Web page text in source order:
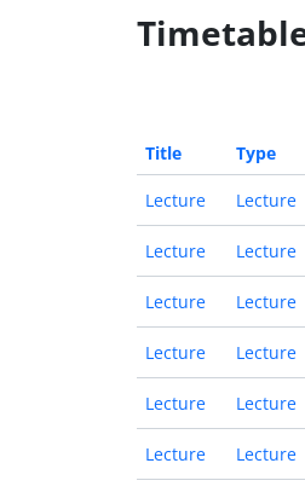
Title Type
Lecture Lecture
Lecture Lecture
Lecture Lecture
Lecture Lecture
Lecture Lecture
Lecture Lecture